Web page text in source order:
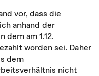
vor, dass die
anhand der
dem am 1.12.
worden sei. Daher
dem
nicht